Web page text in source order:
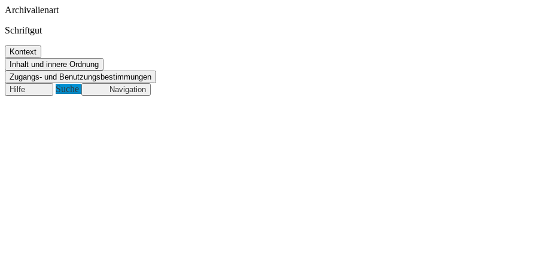
Archivalienart
Schriftgut
Kontext
Inhalt und innere Ordnung
Zugangs- und Benutzungsbestimmungen
Hilfe
Suche Navigation